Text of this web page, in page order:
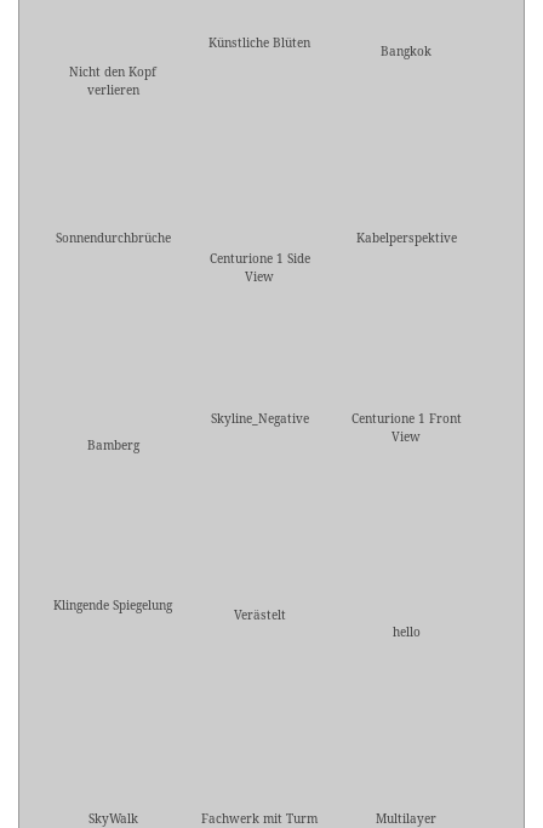
Nicht den Kopf
verlieren
Künstliche Blüten Bangkok
Sonnendurchbrüche
Centurione 1 Side
View
Kabelperspektive
Bamberg
Skyline_Negative
Centurione 1 Front
View
Klingende Spiegelung
Verästelt
hello
SkyWalk Fachwerk mit Turm Multilayer